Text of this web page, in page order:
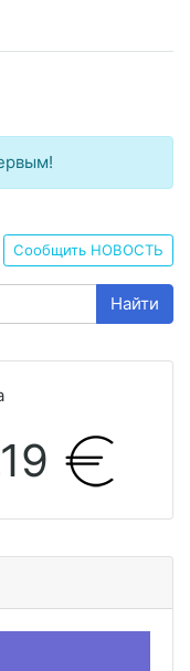
Сообщить НОВОСТЬ
Найти